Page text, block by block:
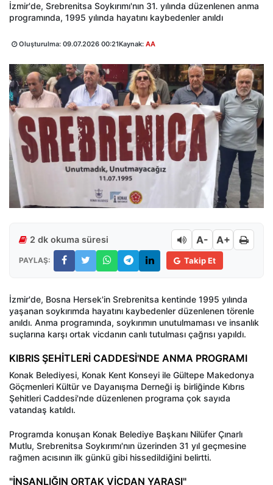
İzmir'de, Srebrenitsa Soykırımı'nın 31. yılında düzenlenen anma
programında, 1995 yılında hayatını kaybedenler anıldı
Oluşturulma: 09.07.2026 00:21Kaynak: AA
2 dk okuma süresi A- A+
PAYLAŞ: Takip Et
İzmir'de, Bosna Hersek'in Srebrenitsa kentinde 1995 yılında
yaşanan soykırımda hayatını kaybedenler düzenlenen törenle
anıldı. Anma programında, soykırımın unutulmaması ve insanlık
suçlarına karşı ortak vicdanın canlı tutulması çağrısı yapıldı.
KIBRIS ŞEHİTLERİ CADDESİ'NDE ANMA PROGRAMI
Konak Belediyesi, Konak Kent Konseyi ile Gültepe Makedonya
Göçmenleri Kültür ve Dayanışma Derneği iş birliğinde Kıbrıs
Şehitleri Caddesi'nde düzenlenen programa çok sayıda
vatandaş katıldı.
Programda konuşan Konak Belediye Başkanı Nilüfer Çınarlı
Mutlu, Srebrenitsa Soykırımı'nın üzerinden 31 yıl geçmesine
rağmen acısının ilk günkü gibi hissedildiğini belirtti.
"İNSANLIĞIN ORTAK VİCDAN YARASI"